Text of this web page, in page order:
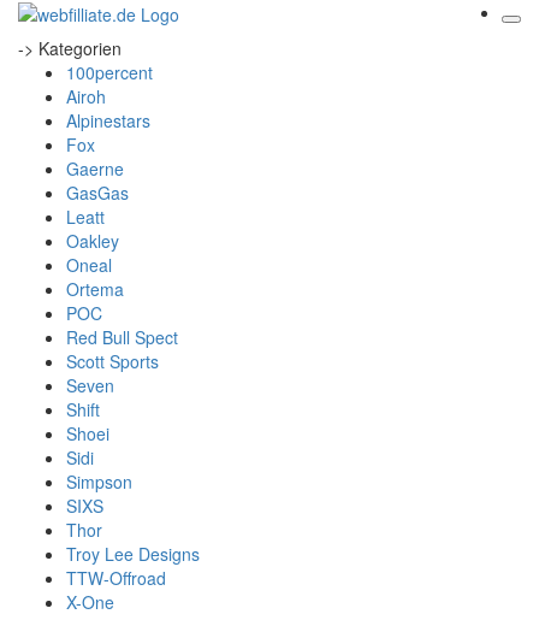
-> Kategorien
100percent
Airoh
Alpinestars
Fox
Gaerne
GasGas
Leatt
Oakley
Oneal
Ortema
POC
Red Bull Spect
Scott Sports
Seven
Shift
Shoei
Sidi
Simpson
SIXS
Thor
Troy Lee Designs
TTW-Offroad
X-One